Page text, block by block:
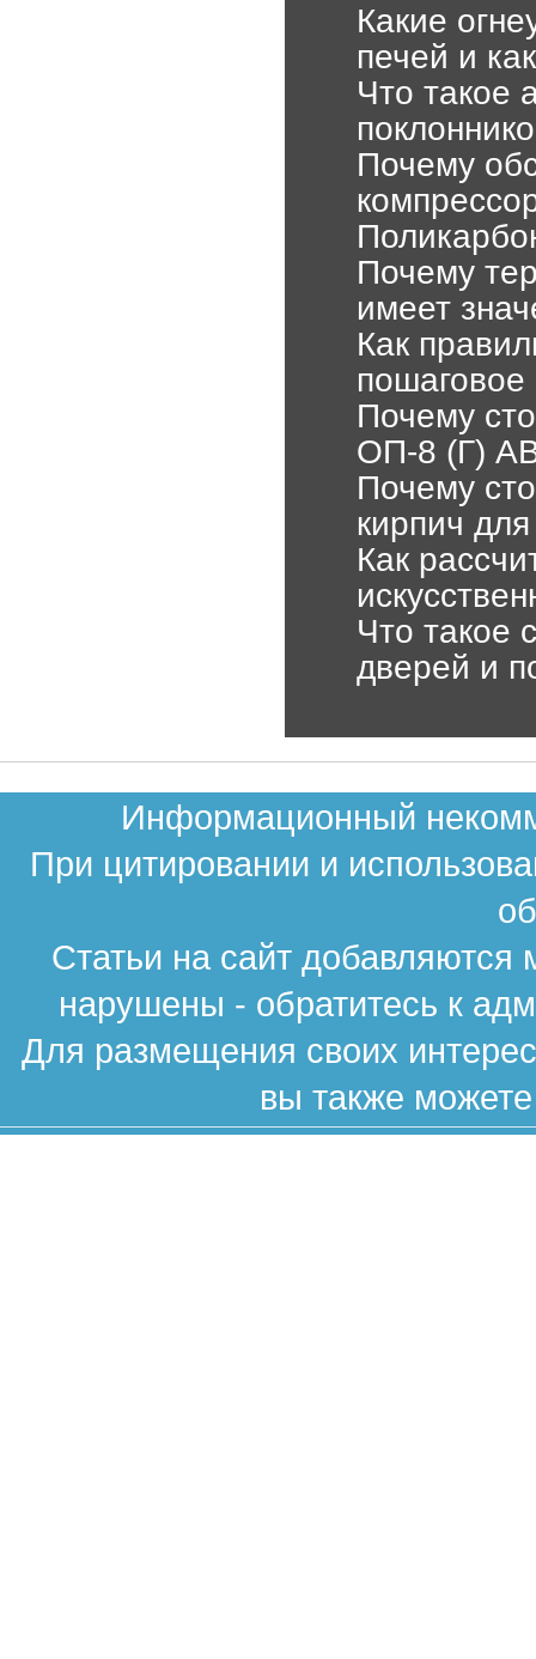
Какие
печей и
Что такое
Почему
Почему
имеет
Как
пошаговое
Почему
ОП-8 (Г)
Почему
кирпич
Как
Что такое
дверей и
Информационный
При цитировании и
Статьи на сайт
нарушены - обратитесь к
Для размещения своих
вы также